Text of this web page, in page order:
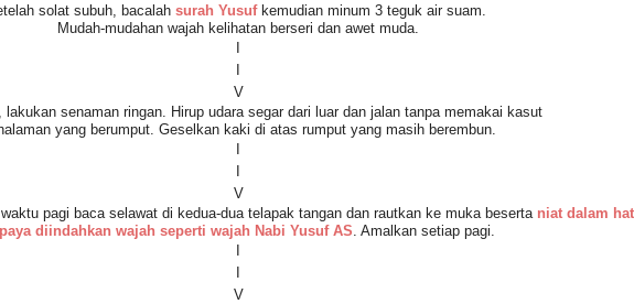
solat subuh, bacalah surah Yusufkemudian minum 3 teguk air suam.
Mudah-mudahan wajah kelihatan berseri dan awet muda.
I
I
V
lakukan senaman ringan. Hirup udara segar dari luar dan jalan tanpa memakai kasut
yang berumput. Geselkan kaki di atas rumput yang masih berembun.
I
I
V
pagi baca selawat di kedua-dua telapak tangan dan rautkan ke muka beserta niat dalam
diindahkan wajah seperti wajah Nabi Yusuf AS . Amalkan setiap pagi.
I
I
V